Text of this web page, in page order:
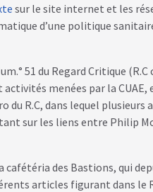
sur le site internet et les
d’une politique
51 du Regard Critique
menées par la
du R.C, dans lequel
sur les liens entre Philip
des Bastions, qui
articles figurant dans le